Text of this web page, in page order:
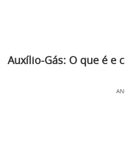
Auxílio-Gás: O que é e